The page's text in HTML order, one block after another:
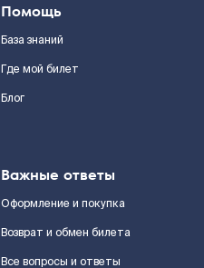
Помощь
База знаний
Где мой билет
Блог
Важные ответы
Оформление и покупка
Возврат и обмен билета
Все вопросы и ответы